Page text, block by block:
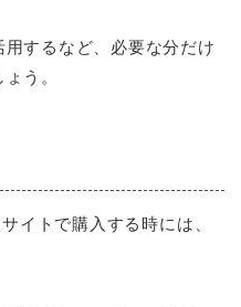
するなど、必要な分だけ
う。
イトで購入する時には、